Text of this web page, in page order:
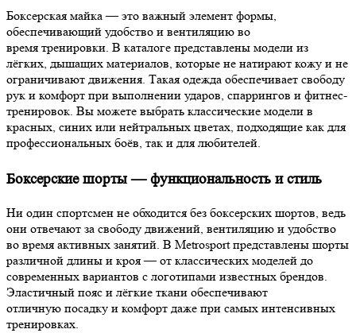
Боксерская майка — это важный элемент формы,
обеспечивающий удобство и вентиляцию во
время тренировки. В каталоге представлены модели из
лёгких, дышащих материалов, которые не натирают кожу и не
ограничивают движения. Такая одежда обеспечивает свободу
рук и комфорт при выполнении ударов, спаррингов и фитнес-
тренировок. Вы можете выбрать классические модели в
красных, синих или нейтральных цветах, подходящие как для
профессиональных боёв, так и для любителей.
Боксерские шорты — функциональность и стиль
Ни один спортсмен не обходится без боксерских шортов, ведь
они отвечают за свободу движений, вентиляцию и удобство
во время активных занятий. В Metrosport представлены шорты
различной длины и кроя — от классических моделей до
современных вариантов с логотипами известных брендов.
Эластичный пояс и лёгкие ткани обеспечивают
отличную посадку и комфорт даже при самых интенсивных
тренировках.